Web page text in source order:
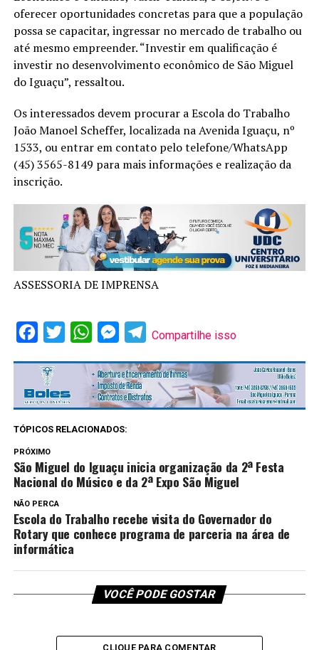
oferecer oportunidades concretas para que a população
possa se capacitar, ingressar no mercado de trabalho ou
até mesmo empreender. “Investir em qualificação é
investir no desenvolvimento econômico de São Miguel
do Iguaçu”, ressaltou.
Os interessados devem procurar a Escola do Trabalho
João Manoel Scheffer, localizada na Avenida Iguaçu, nº
1533, ou entrar em contato pelo telefone/WhatsApp
(45) 3565-8149 para mais informações e realização da
inscrição.
ASSESSORIA DE IMPRENSA
Facebook
Twitter WhatsAppMessenger
Telegram
Compartilhe isso
TÓPICOS RELACIONADOS:
PRÓXIMO
São Miguel do Iguaçu inicia organização da 2ª Festa
Nacional do Músico e da 2ª Expo São Miguel
NÃO PERCA
Escola do Trabalho recebe visita do Governador do
Rotary que conhece programa de parceria na área de
informática
VOCÊ PODE GOSTAR
CLIQUE PARA COMENTAR